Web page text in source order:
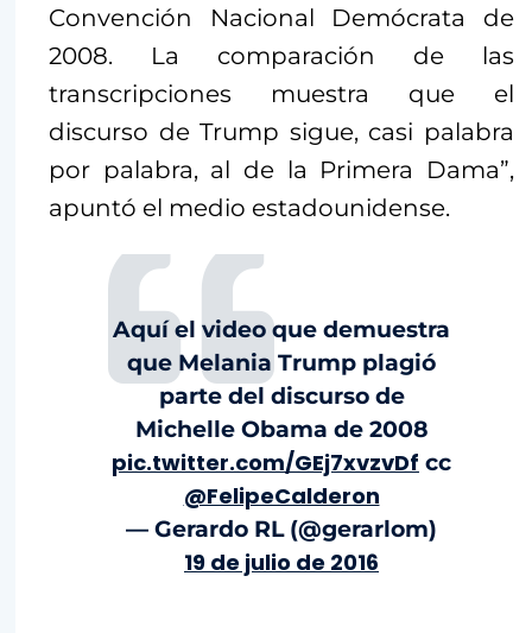
Convención Nacional Demócrata de
2008. La comparación de las
transcripciones muestra que el
discurso de Trump sigue, casi palabra
por palabra, al de la Primera Dama”,
apuntó el medio estadounidense.
Aquí el video que demuestra
que Melania Trump plagió
parte del discurso de
Michelle Obama de 2008
pic.twitter.com/GEj7xvzvDf cc
@FelipeCalderon
— Gerardo RL (@gerarlom)
19 de julio de 2016